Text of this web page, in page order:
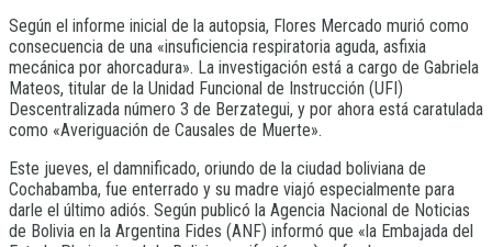
Según el informe inicial de la autopsia, Flores Mercado murió como
consecuencia de una «insuficiencia respiratoria aguda, asfixia
mecánica por ahorcadura». La investigación está a cargo de Gabriela
Mateos, titular de la Unidad Funcional de Instrucción (UFI)
Descentralizada número 3 de Berzategui, y por ahora está caratulada
como «Averiguación de Causales de Muerte».
Este jueves, el damnificado, oriundo de la ciudad boliviana de
Cochabamba, fue enterrado y su madre viajó especialmente para
darle el último adiós. Según publicó la Agencia Nacional de Noticias
de Bolivia en la Argentina Fides (ANF) informó que «la Embajada del